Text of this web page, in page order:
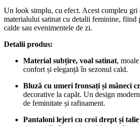
Un look simplu, cu efect. Acest compleu gri
materialului satinat cu detalii feminine, fiind
calde sau evenimentele de zi.
Detalii produs:
Material subțire, voal satinat,
confort și eleganță în sezonul cald.
Bluză cu umeri fronsați și mâneci
decorative la capăt. Un design
de feminitate și rafinament.
Pantaloni lejeri cu croi drept și talie